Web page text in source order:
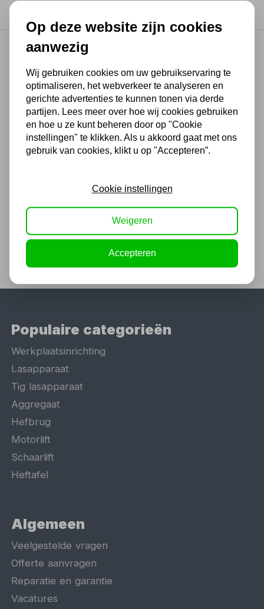
Productkenmerken
(4,3/ 5)
Chat met ons van 9:00 tot 21:00 !
Voor 16.00 u besteld, dezelfde dag
verzonden
Twents familiebedrijf sinds 1992 !
Populaire categorieën
Werkplaatsinrichting
Lasapparaat
Tig lasapparaat
Aggregaat
Hefbrug
Motorlift
Schaarlift
Heftafel
Algemeen
Veelgestelde vragen
Offerte aanvragen
Reparatie en garantie
Vacatures
Op deze website zijn cookies
aanwezig
Wij gebruiken cookies om uw gebruikservaring te
optimaliseren, het webverkeer te analyseren en
gerichte advertenties te kunnen tonen via derde
partijen. Lees meer over hoe wij cookies gebruiken
en hoe u ze kunt beheren door op "Cookie
instellingen" te klikken. Als u akkoord gaat met ons
gebruik van cookies, klikt u op "Accepteren”.
Cookie instellingen
Weigeren
Accepteren